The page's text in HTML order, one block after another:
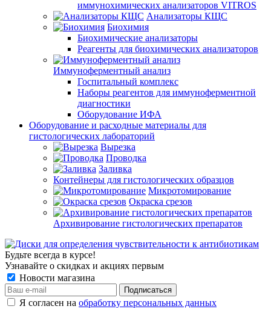
иммунохимических анализаторов VITROS
Анализаторы КЩС
Биохимия
Биохимические анализаторы
Реагенты для биохимических анализаторов
Иммуноферментный анализ
Госпитальный комплекс
Наборы реагентов для иммуноферментной
диагностики
Оборудование ИФА
Оборудование и расходные материалы для
гистологических лабораторий
Вырезка
Проводка
Заливка
Контейнеры для гистологических образцов
Микротомирование
Окраска срезов
Архивирование гистологических препаратов
Будьте всегда в курсе!
Узнавайте о скидках и акциях первым
Новости магазина
Я согласен на обработку персональных данных